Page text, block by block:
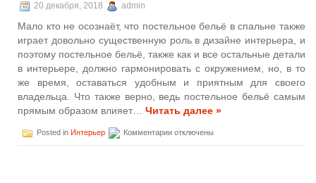
20 декабря, 2018 admin
Мало кто не осознаёт, что постельное бельё в спальне также
играет довольно существенную роль в дизайне интерьера, и
поэтому постельное бельё, также как и все остальные детали
в интерьере, должно гармонировать с окружением, но, в то
же время, оставаться удобным и приятным для своего
владельца. Что также верно, ведь постельное бельё самым
прямым образом влияет… Читать далее »
Posted in Интерьер Комментариикотключены